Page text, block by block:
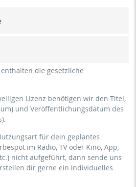
Präventionskurses oder
über soziale Plattformen
Videos (Film)
Verwendung
Unternehmen
etc.)
mit dem Projekt (z.B. innerhalb
Präventionskurses oder eines
über soziale Plattformen
YouTube, Instagram, Zoom,
Website
(Film)
die gesetzliche
Lizenz benötigen wir den Titel,
und Veröffentlichungsdatum des
für dein geplantes
im Radio, TV oder Kino, App,
nicht aufgeführt, dann sende uns
dir gerne ein individuelles